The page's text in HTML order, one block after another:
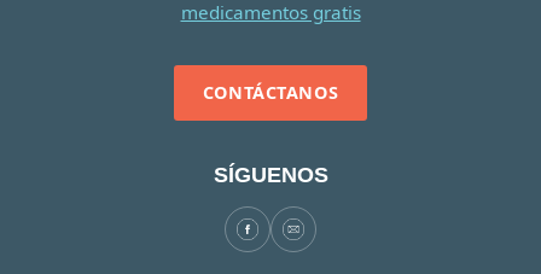
CONTÁCTANOS
SÍGUENOS